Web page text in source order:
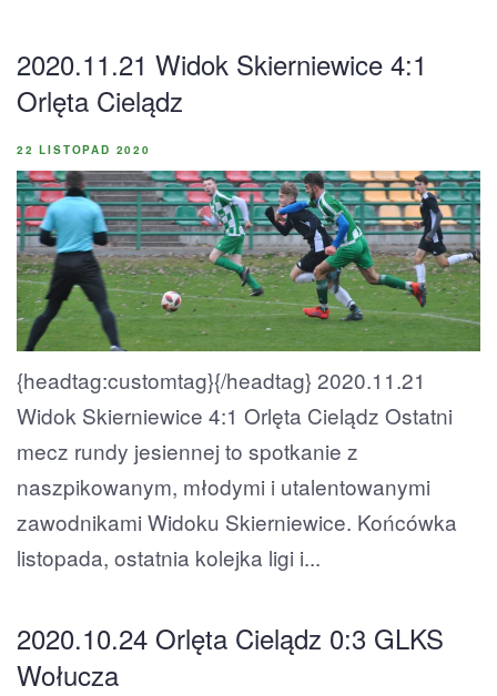
2020.11.21 Widok Skierniewice 4:1
Orlęta Cielądz
22 LISTOPAD 2020
{headtag:customtag}{/headtag} 2020.11.21
Widok Skierniewice 4:1 Orlęta Cielądz Ostatni
mecz rundy jesiennej to spotkanie z
naszpikowanym, młodymi i utalentowanymi
zawodnikami Widoku Skierniewice. Końcówka
listopada, ostatnia kolejka ligi i...
2020.10.24 Orlęta Cielądz 0:3 GLKS
Wołucza